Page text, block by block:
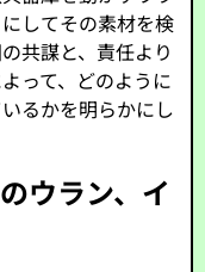
してその素材を検
共謀と、責任より
って、どのように
るかを明らかにし
ウラン、イ